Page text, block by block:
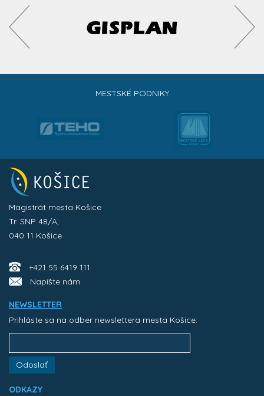
MESTSKÉ PODNIKY
Magistrát mesta Košice
Tr. SNP 48/A,
040 11 Košice
+421 55 6419 111
Napíšte nám
NEWSLETTER
Prihláste sa na odber newslettera mesta Košice:
Odoslať
ODKAZY